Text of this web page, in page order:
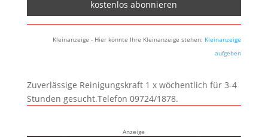
Kleinanzeige - Hier könnte Ihre Kleinanzeige stehen: Kleinanzeige
aufgeben
Zuverlässige Reinigungskraft 1 x wöchentlich für 3-4
Stunden gesucht.Telefon 09724/1878.
Anzeige